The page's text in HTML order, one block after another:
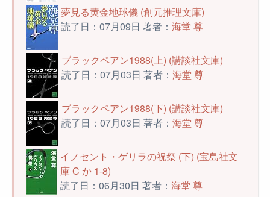
夢見る黄金地球儀 (創元推理文庫)
読了日：07月09日 著者： 海堂 尊
ブラックペアン1988(上) (講談社文庫)
読了日：07月03日 著者： 海堂 尊
ブラックペアン1988(下) (講談社文庫)
読了日：07月03日 著者： 海堂 尊
イノセント・ゲリラの祝祭 (下) (宝島社文
庫 C か 1-8)
読了日：06月30日 著者： 海堂 尊